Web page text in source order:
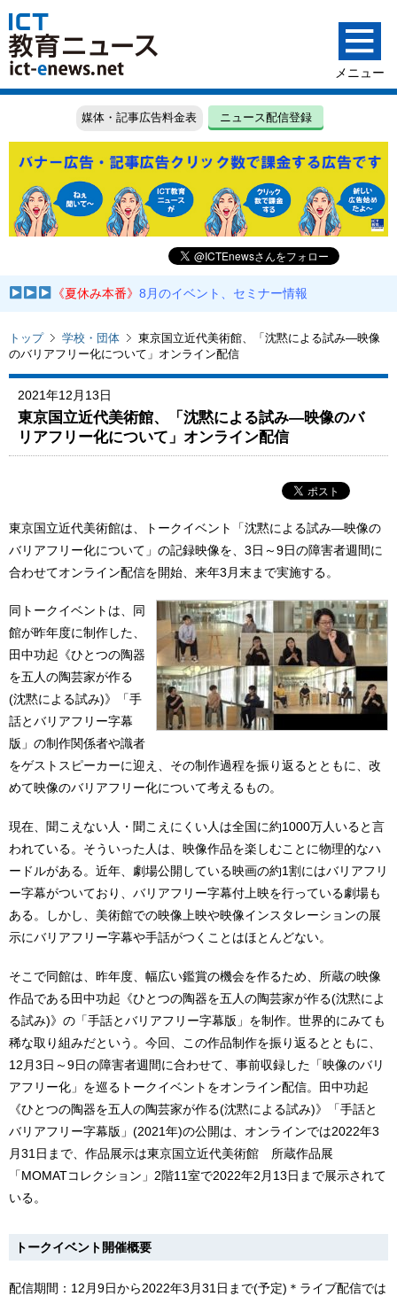
媒体・記事広告料金表 ニュース配信登録
《夏休み本番》8月のイベント、セミナー情報
トップ 学校・団体
東京国立近代美術館、「沈黙による試み―映像
のバリアフリー化について」オンライン配信
2021年12月13日
東京国立近代美術館、「沈黙による試み―映像のバ
リアフリー化について」オンライン配信
東京国立近代美術館は、トークイベント「沈黙による試み―映像の
バリアフリー化について」の記録映像を、3日～9日の障害者週間に
合わせてオンライン配信を開始、来年3月末まで実施する。
同トークイベントは、同
館が昨年度に制作した、
田中功起《ひとつの陶器
を五人の陶芸家が作る
(沈黙による試み)》「手
話とバリアフリー字幕
版」の制作関係者や識者
をゲストスピーカーに迎え、その制作過程を振り返るとともに、改
めて映像のバリアフリー化について考えるもの。
現在、聞こえない人・聞こえにくい人は全国に約1000万人いると言
われている。そういった人は、映像作品を楽しむことに物理的なハ
ードルがある。近年、劇場公開している映画の約1割にはバリアフリ
ー字幕がついており、バリアフリー字幕付上映を行っている劇場も
ある。しかし、美術館での映像上映や映像インスタレーションの展
示にバリアフリー字幕や手話がつくことはほとんどない。
そこで同館は、昨年度、幅広い鑑賞の機会を作るため、所蔵の映像
作品である田中功起《ひとつの陶器を五人の陶芸家が作る(沈黙によ
る試み)》の「手話とバリアフリー字幕版」を制作。世界的にみても
稀な取り組みだという。今回、この作品制作を振り返るとともに、
12月3日～9日の障害者週間に合わせて、事前収録した「映像のバリ
アフリー化」を巡るトークイベントをオンライン配信。田中功起
《ひとつの陶器を五人の陶芸家が作る(沈黙による試み)》「手話と
バリアフリー字幕版」(2021年)の公開は、オンラインでは2022年3
月31日まで、作品展示は東京国立近代美術館 所蔵作品展
「MOMATコレクション」2階11室で2022年2月13日まで展示されて
いる。
トークイベント開催概要
配信期間：12月9日から2022年3月31日まで(予定)＊ライブ配信では